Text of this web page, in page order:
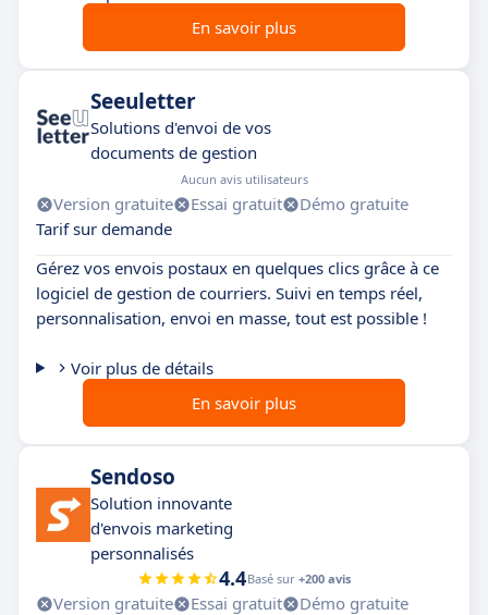
En savoir plus
Seeuletter
Solutions d'envoi de vos
documents de gestion
Aucun avis utilisateurs
Version gratuite Essai gratuit
Démo gratuite
Tarif sur demande
Gérez vos envois postaux en quelques clics grâce à ce
logiciel de gestion de courriers. Suivi en temps réel,
personnalisation, envoi en masse, tout est possible !
Voir plus de détails
En savoir plus
Sendoso
Solution innovante
d'envois marketing
personnalisés
4.4Basé sur +200 avis
Version gratuite Essai gratuit
Démo gratuite